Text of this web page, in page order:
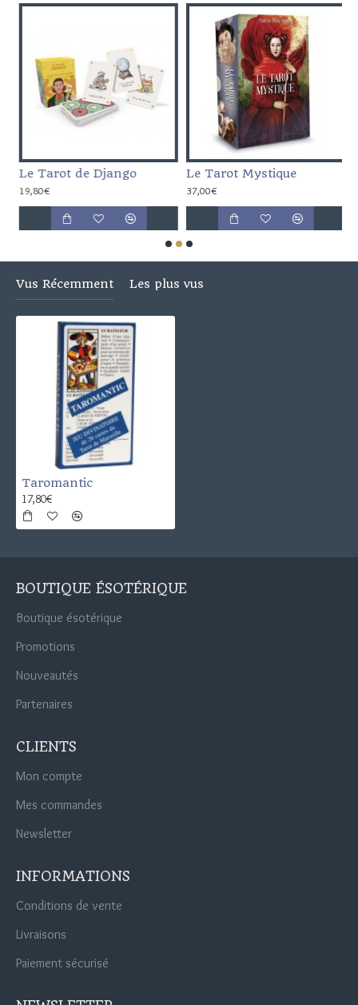
Le Tarot de Django
19,80€
Le Tarot Mystique
37,00€
Vus Récemment Les plus vus
Taromantic
17,80€
BOUTIQUE ÉSOTÉRIQUE
Boutique ésotérique
Promotions
Nouveautés
Partenaires
CLIENTS
Mon compte
Mes commandes
Newsletter
INFORMATIONS
Conditions de vente
Livraisons
Paiement sécurisé